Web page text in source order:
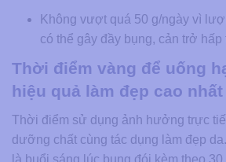
Không vượt quá 50 g/ngày vì
có thể gây đầy bụng, cản trở hấp
Thời điểm vàng để uống
hiệu quả làm đẹp cao nhất
Thời điểm sử dụng ảnh hưởng trực
dưỡng chất cùng tác dụng làm đẹp